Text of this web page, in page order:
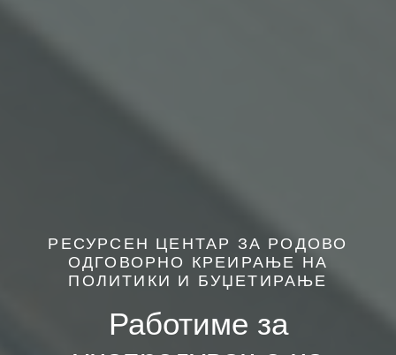
РЕСУРСЕН ЦЕНТАР ЗА РОДОВО
ОДГОВОРНО КРЕИРАЊЕ НА
ПОЛИТИКИ И БУЏЕТИРАЊЕ
Работиме за